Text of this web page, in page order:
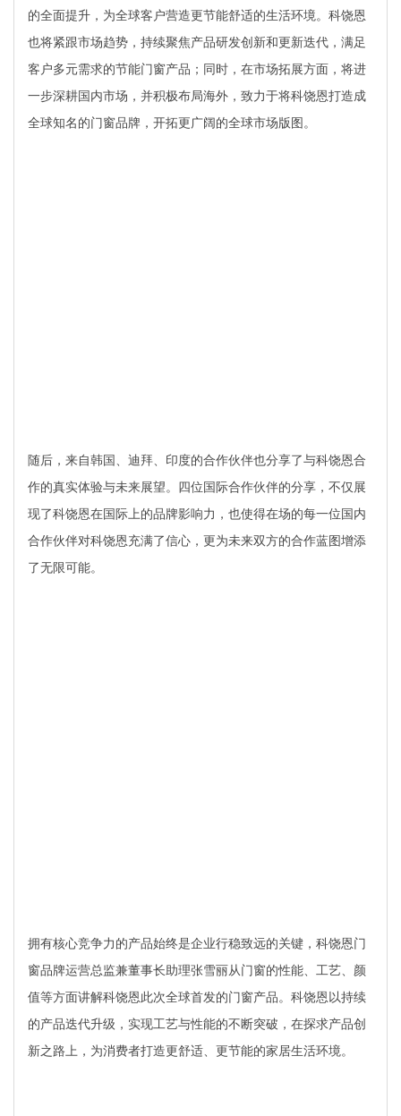
的全面提升，为全球客户营造更节能舒适的生活环境。科饶恩
也将紧跟市场趋势， 持续聚焦产品研发创新和更新迭代，满足
客户多元需求的节能门窗产品；同时，在市场拓展方面，将进
一步深耕国内市场，并积极布局海外，致力于将科饶恩打造成
全球知名的门窗品牌，开拓更广阔的全球市场版图。
随后，来自韩国、迪拜、印度的合作伙伴也分享了与科饶恩合
作的真实体验与未来展望。四位国际合作伙伴的分享，不仅展
现了科饶恩在国际上的品牌影响力，也使得在场的每一位国内
合作伙伴对科饶恩充满了信心，更为未来双方的合作蓝图增添
了无限可能。
拥有核心竞争力的产品始终是企业行稳致远的关键，科饶恩门
窗品牌运营总监兼董事长助理张雪丽从门窗的性能、工艺、颜
值等方面讲解科饶恩此次全球首发的门窗产品。科饶恩以持续
的产品迭代升级，实现工艺与性能的不断突破，在探求产品创
新之路上，为消费者打造更舒适、更节能的家居生活环境。